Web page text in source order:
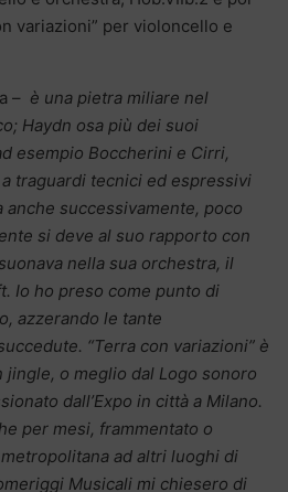
variazioni” per violoncello e
– è una pietra miliare nel
Haydn osa più dei suoi
esempio Boccherini e Cirri,
traguardi tecnici ed espressivi
anche successivamente, poco
si deve al suo rapporto con
nella sua orchestra, il
Io ho preso come punto di
azzerando le tante
“Terra con variazioni” è
jingle, o meglio dal Logo sonoro
dall’Expo in città a Milano.
per mesi, frammentato o
ad altri luoghi di
Musicali mi chiesero di